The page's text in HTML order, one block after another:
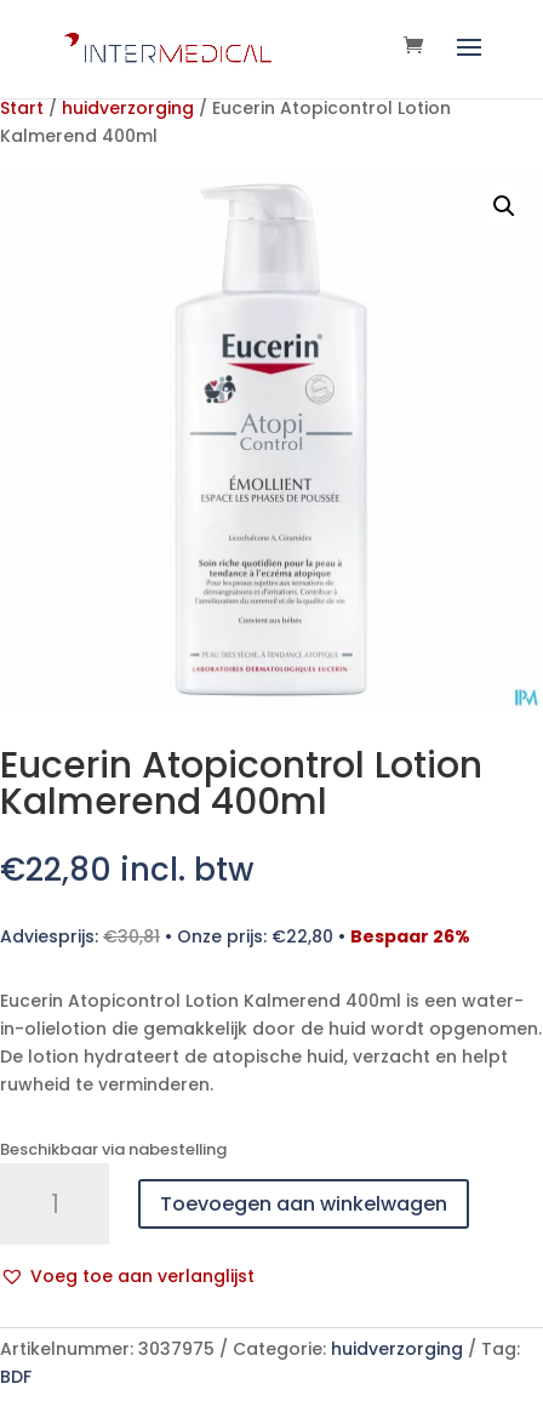
Start / huidverzorging / Eucerin Atopicontrol Lotion
Kalmerend 400ml
Eucerin Atopicontrol Lotion
Kalmerend 400ml
€22,80 incl. btw
Adviesprijs: €30,81 • Onze prijs: €22,80 • Bespaar 26%
Eucerin Atopicontrol Lotion Kalmerend 400ml is een water-
in-olielotion die gemakkelijk door de huid wordt opgenomen.
De lotion hydrateert de atopische huid, verzacht en helpt
ruwheid te verminderen.
Beschikbaar via nabestelling
Atopicontrol
400ml
Toevoegen aan winkelwagen
Voeg toe aan verlanglijst
l
t
e
Artikelnummer: 3037975 Categorie: huidverzorging
Tag:
BDF